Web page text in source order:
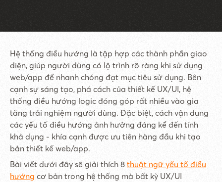
Hệ thống điều hướng là tập hợp các thành phần giao
diện, giúp người dùng có lộ trình rõ ràng khi sử dụng
web/app để nhanh chóng đạt mục tiêu sử dụng. Bên
cạnh sự sáng tạo, phá cách của thiết kế UX/UI, hệ
thống điều hướng logic đóng góp rất nhiều vào gia
tăng trải nghiệm người dùng. Đặc biệt, cách vận dụng
các yếu tố điều hướng ảnh hưởng đáng kể đến tính
khả dụng - khía cạnh được ưu tiên hàng đầu khi tạo
bản thiết kế web/app.
Bài viết dưới đây sẽ giải thích 8 thuật ngữ yếu tố điều
hướng cơ bản trong hệ thống mà bất kỳ UX/UI